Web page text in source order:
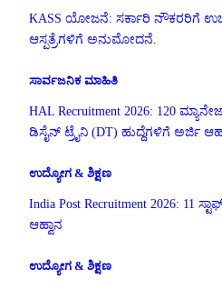
KASS ಯೋಜನೆ: ಸರ್ಕಾರಿ ನೌಕರರಿಗೆ
ಆಸ್ಪತ್ರೆಗಳಿಗೆ ಅನುಮೋದನೆ.
ಸಾರ್ವಜನಿಕ ಮಾಹಿತಿ
HAL Recruitment 2026: 120
ಡಿಸೈನ್ ಟ್ರೈನಿ (DT) ಹುದ್ದೆಗಳಿಗೆ ಅರ್ಜಿ
ಉದ್ಯೋಗ & ಶಿಕ್ಷಣ
India Post Recruitment 2026: 11
ಆಹ್ವಾನ
ಉದ್ಯೋಗ & ಶಿಕ್ಷಣ